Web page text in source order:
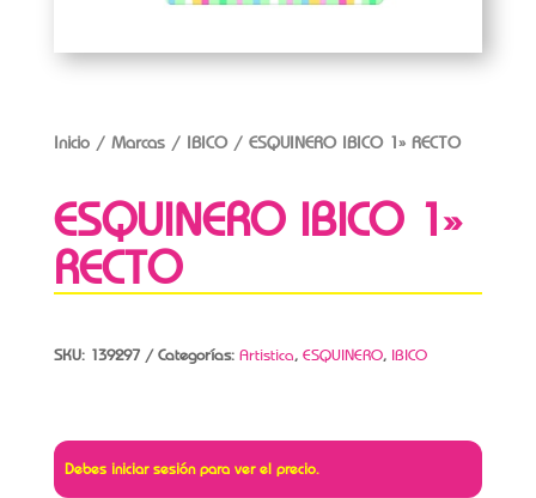
Inicio/ Marcas/ IBICO/ ESQUINERO IBICO 1» RECTO
ESQUINERO IBICO 1»
RECTO
SKU: 139297 Categorías: Artistica, ESQUINERO, IBICO
Debes iniciar sesión para ver el precio.